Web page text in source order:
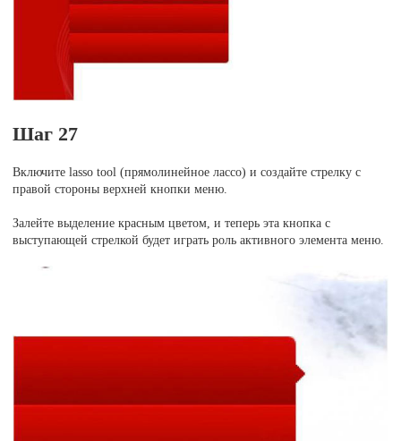
Шаг 27
Включите lasso tool (прямолинейное лассо) и создайте стрелку с
правой стороны верхней кнопки меню.
Залейте выделение красным цветом, и теперь эта кнопка с
выступающей стрелкой будет играть роль активного элемента меню.